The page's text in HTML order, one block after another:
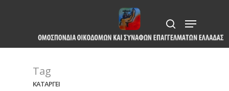
content
search
Menu
Tag
ΚΑΤΑΡΓΕΙ